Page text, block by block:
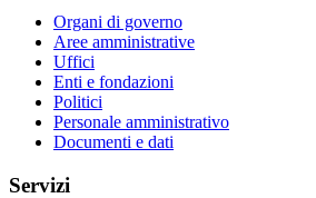
Organi di governo
Aree amministrative
Uffici
Enti e fondazioni
Politici
Personale amministrativo
Documenti e dati
Servizi